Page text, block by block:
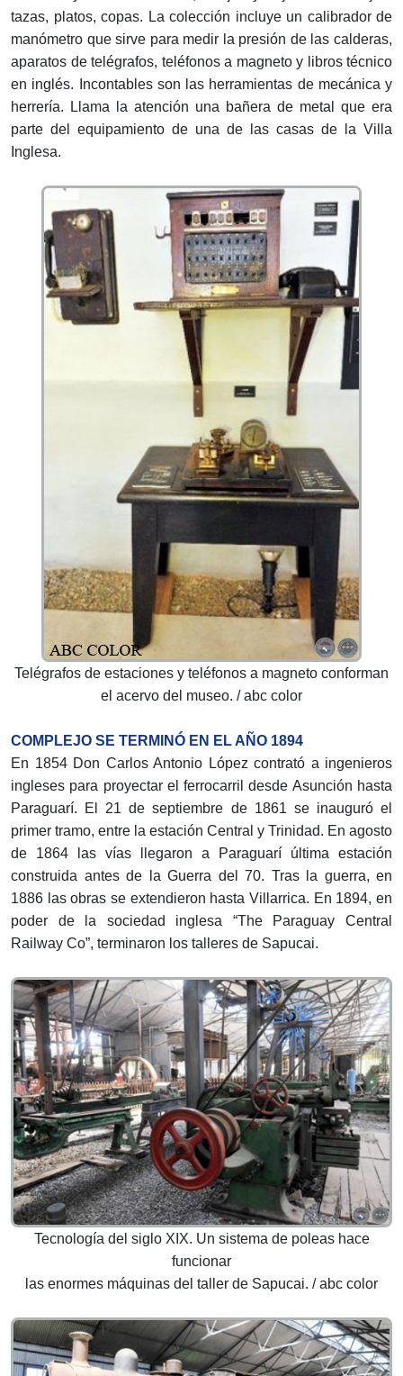
tazas, platos, copas. La colección incluye un calibrador de
manómetro que sirve para medir la presión de las calderas,
aparatos de telégrafos, teléfonos a magneto y libros técnico
en inglés. Incontables son las herramientas de mecánica y
herrería. Llama la atención una bañera de metal que era
parte del equipamiento de una de las casas de la Villa
Inglesa.
Telégrafos de estaciones y teléfonos a magneto conforman
el acervo del museo. / abc color
COMPLEJO SE TERMINÓ EN EL AÑO 1894
En 1854 Don Carlos Antonio López contrató a ingenieros
ingleses para proyectar el ferrocarril desde Asunción hasta
Paraguarí. El 21 de septiembre de 1861 se inauguró el
primer tramo, entre la estación Central y Trinidad. En agosto
de 1864 las vías llegaron a Paraguarí última estación
construida antes de la Guerra del 70. Tras la guerra, en
1886 las obras se extendieron hasta Villarrica. En 1894, en
poder de la sociedad inglesa “The Paraguay Central
Railway Co”, terminaron los talleres de Sapucai.
Tecnología del siglo XIX. Un sistema de poleas hace
funcionar
las enormes máquinas del taller de Sapucai. / abc color